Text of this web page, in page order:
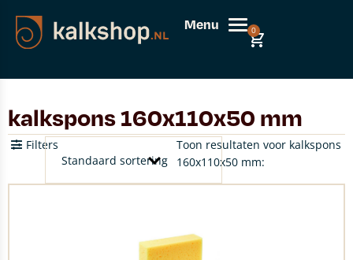
Menu 0
kalkspons 160x110x50 mm
Toon resultaten voor kalkspons
160x110x50 mm:
Filters